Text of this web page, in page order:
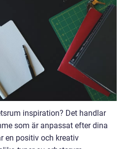
inspiration? Det handlar
som är anpassat efter dina
en positiv och kreativ